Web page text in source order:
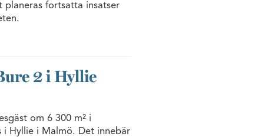
planeras fortsatta insatser
2 i Hyllie
om 6 300 m² i
i Hyllie i Malmö. Det innebär